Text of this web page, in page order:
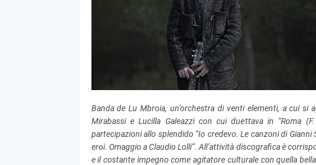
Banda de Lu Mbroia, un’orchestra di venti elementi, a cui si
Mirabassi e Lucilla Galeazzi con cui duettava in “Roma
partecipazioni allo splendido “Io credevo. Le canzoni di
eroi. Omaggio a Claudio Lolli”. All’attività discografica è
e il costante impegno come agitatore culturale con quella